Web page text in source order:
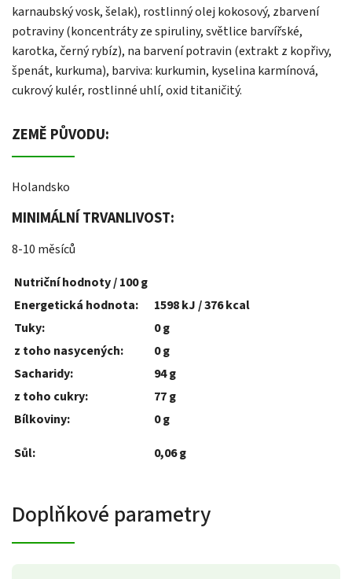
karnaubský vosk, šelak), rostlinný olej kokosový, zbarvení
potraviny (koncentráty ze spiruliny, světlice barvířské,
karotka, černý rybíz), na barvení potravin (extrakt z kopřivy,
špenát, kurkuma), barviva: kurkumin, kyselina karmínová,
cukrový kulér, rostlinné uhlí, oxid titaničitý.
ZEMĚ PŮVODU:
Holandsko
MINIMÁLNÍ TRVANLIVOST:
8-10 měsíců
Nutriční hodnoty / 100 g
Energetická hodnota:
1598 kJ / 376 kcal
Tuky:
0 g
z toho nasycených:
0 g
Sacharidy:
94 g
z toho cukry:
77 g
Bílkoviny:
0 g
Sůl:
0,06 g
Doplňkové parametry